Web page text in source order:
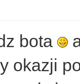
bota
okazji